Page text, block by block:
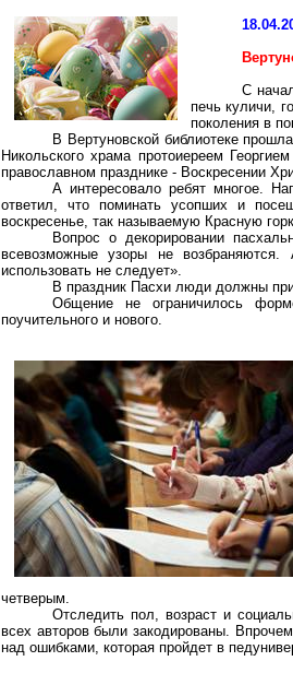
С
печь куличи,
поколения в
В Вертуновскойбиблиотеке
Никольского храма протоиереем
православном празднике - Воскресении
А интересовало ребят многое.
ответил, что поминать усопших и
воскресенье, так называемую Красную
Вопрос о декорировании
всевозможные узоры не
использовать не следует».
В праздник Пасхи люди должны
Общение не ограничилось
поучительного и нового.
четверым.
Отследить пол, возраст и
всех авторов были закодированы.
над ошибками, которая пройдет в